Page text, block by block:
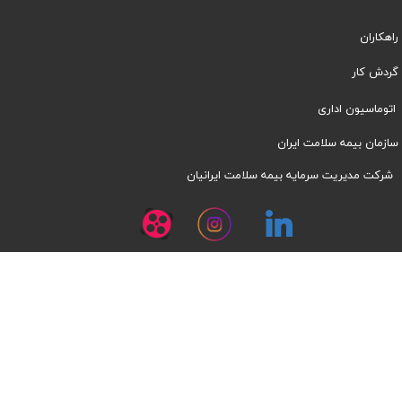
راهکاران
​​گردش کار
اتوماسیون اداری
سازمان بیمه سلامت ایران
شرکت مدیریت سرمایه بیمه سلامت ایرانیان